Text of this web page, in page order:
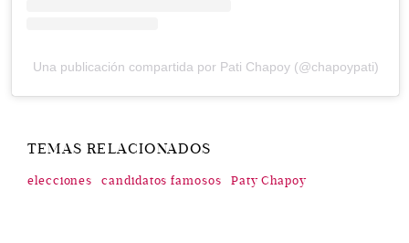
Una publicación compartida por Pati Chapoy (@chapoypati)
TEMAS RELACIONADOS
elecciones candidatos famosos Paty Chapoy